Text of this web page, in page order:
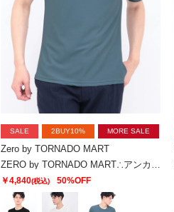
SALE 2BUY10% MORE SALE
Zero by TORNADO MART
￥4,840(税込) 50%OFF